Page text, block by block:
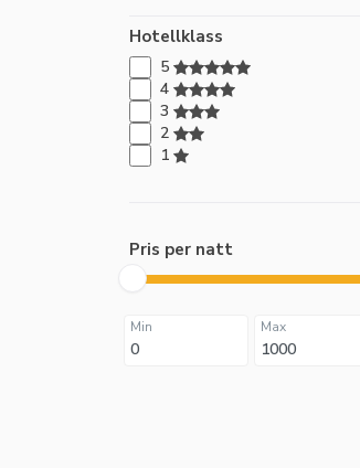
Hotellklass
5
4
3
2
1
Pris per natt
Min Max